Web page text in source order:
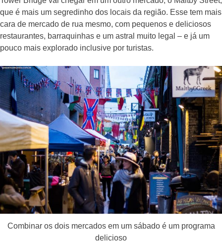
que é mais um segredinho dos locais da região. Esse tem mais
cara de mercado de rua mesmo, com pequenos e deliciosos
restaurantes, barraquinhas e um astral muito legal – e já um
pouco mais explorado inclusive por turistas.
Combinar os dois mercados em um sábado é um programa
delicioso